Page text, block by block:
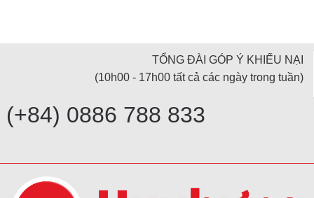
TỔNG ĐÀI GÓP Ý KHIẾU NẠI
(10h00 - 17h00 tất cả các ngày trong tuần)
(+84) 0886 788 833